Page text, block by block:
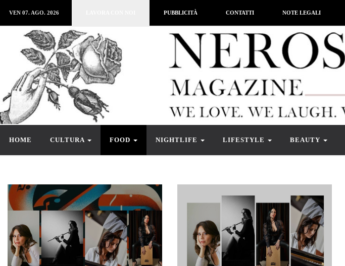
VEN 07. AGO. 2026 PUBBLICITÀ CONTATTI NOTE LEGALI
HOME CULTURA FOOD NIGHTLIFE LIFESTYLE BEAUTY